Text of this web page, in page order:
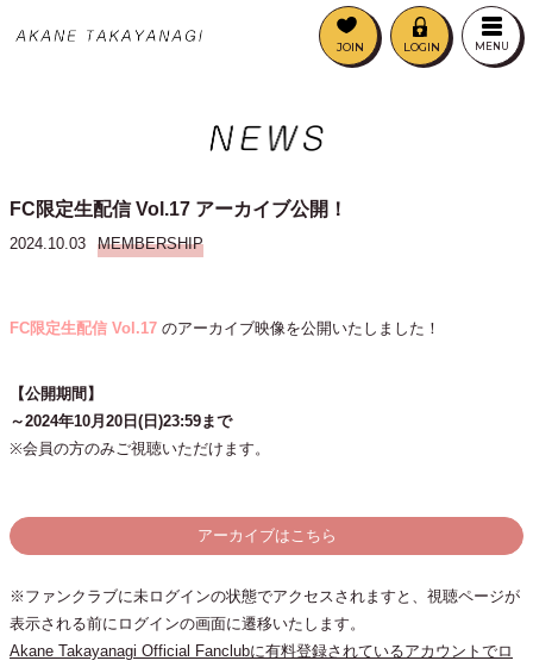
JOIN LOGIN MENU
FC限定生配信 Vol.17 アーカイブ公開！
2024.10.03 MEMBERSHIP
FC限定生配信 Vol.17 のアーカイブ映像を公開いたしました！
【公開期間】
～2024年10月20日(日)23:59まで
※会員の方のみご視聴いただけます。
アーカイブはこちら
※ファンクラブに未ログインの状態でアクセスされますと、視聴ページが
表示される前にログインの画面に遷移いたします。
Akane Takayanagi Official Fanclubに有料登録されているアカウントでロ